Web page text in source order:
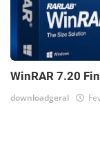
WinRAR 7.20
downloadgeral